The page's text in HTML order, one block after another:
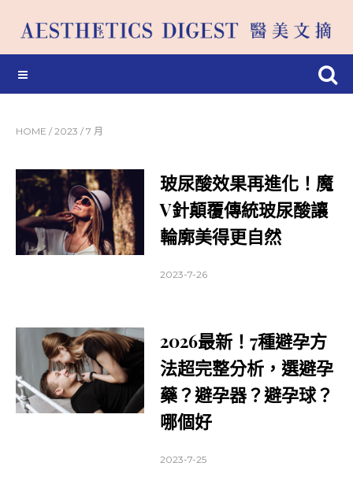
HOME / 2023 / 7 月
玻尿酸效果再進化！魔
V針顛覆傳統玻尿酸讓
輪廓美得更自然
2023-7-26
2026最新！7種避孕方
法超完整分析，選避孕
藥？避孕器？避孕球？
哪個好
2023-7-25